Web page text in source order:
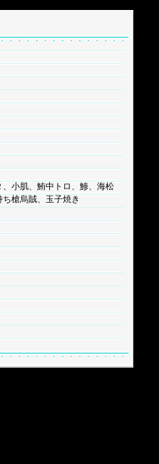
小肌、鮪中トロ、鯵、海松
槍烏賊、玉子焼き